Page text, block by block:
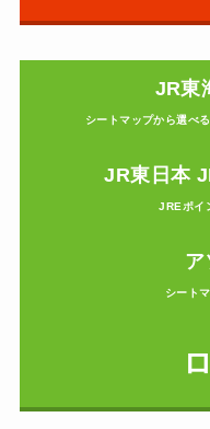
JR東
シートマップから選べ
JR東日本
JREポイ
ア
シート